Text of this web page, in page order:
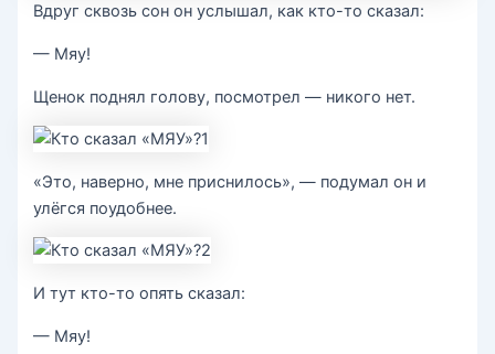
Вдруг сквозь сон он услышал, как кто-то сказал:
— Мяу!
Щенок поднял голову, посмотрел — никого нет.
«Это, наверно, мне приснилось», — подумал он и
улёгся поудобнее.
И тут кто-то опять сказал:
— Мяу!